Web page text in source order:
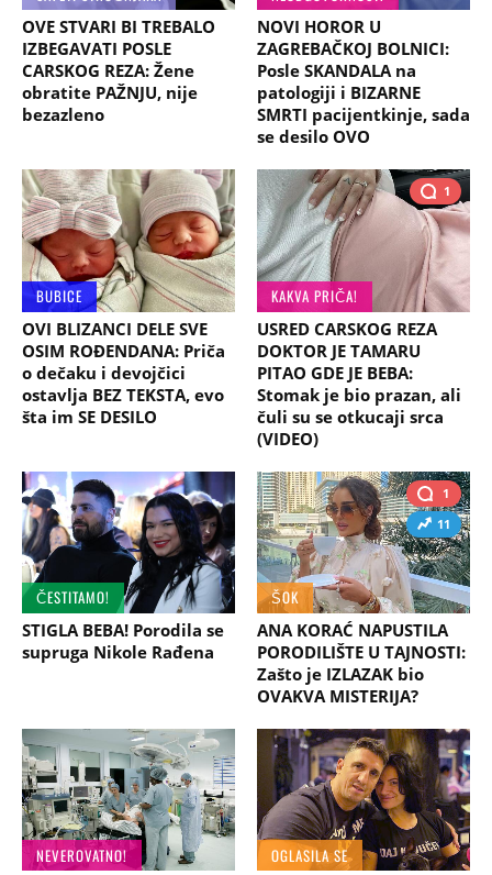
OVE STVARI BI TREBALO
IZBEGAVATI POSLE
CARSKOG REZA: Žene
obratite PAŽNJU, nije
bezazleno
NOVI HOROR U
ZAGREBAČKOJ BOLNICI:
Posle SKANDALA na
patologiji i BIZARNE
SMRTI pacijentkinje, sada
se desilo OVO
BUBICE
OVI BLIZANCI DELE SVE
OSIM ROĐENDANA: Priča
o dečaku i devojčici
ostavlja BEZ TEKSTA, evo
šta im SE DESILO
1
KAKVA PRIČA!
USRED CARSKOG REZA
DOKTOR JE TAMARU
PITAO GDE JE BEBA:
Stomak je bio prazan, ali
čuli su se otkucaji srca
(VIDEO)
ČESTITAMO!
STIGLA BEBA! Porodila se
supruga Nikole Rađena
1
11
ŠOK
ANA KORAĆ NAPUSTILA
PORODILIŠTE U TAJNOSTI:
Zašto je IZLAZAK bio
OVAKVA MISTERIJA?
NEVEROVATNO!
OGLASILA SE